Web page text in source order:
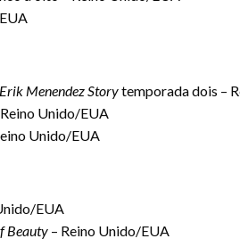
Menendez Storytemporada dois –
Unido/EUA
Unido/EUA
EUA
Beauty – Reino Unido/EUA